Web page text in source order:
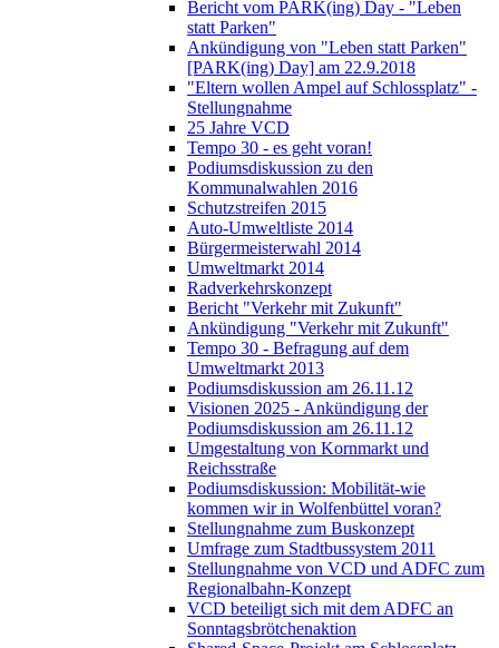
Bericht vom PARK(ing) Day - "Leben
statt Parken"
Ankündigung von "Leben statt Parken"
[PARK(ing) Day] am 22.9.2018
"Eltern wollen Ampel auf Schlossplatz" -
Stellungnahme
25 Jahre VCD
Tempo 30 - es geht voran!
Podiumsdiskussion zu den
Kommunalwahlen 2016
Schutzstreifen 2015
Auto-Umweltliste 2014
Bürgermeisterwahl 2014
Umweltmarkt 2014
Radverkehrskonzept
Bericht "Verkehr mit Zukunft"
Ankündigung "Verkehr mit Zukunft"
Tempo 30 - Befragung auf dem
Umweltmarkt 2013
Podiumsdiskussion am 26.11.12
Visionen 2025 - Ankündigung der
Podiumsdiskussion am 26.11.12
Umgestaltung von Kornmarkt und
Reichsstraße
Podiumsdiskussion: Mobilität-wie
kommen wir in Wolfenbüttel voran?
Stellungnahme zum Buskonzept
Umfrage zum Stadtbussystem 2011
Stellungnahme von VCD und ADFC zum
Regionalbahn-Konzept
VCD beteiligt sich mit dem ADFC an
Sonntagsbrötchenaktion